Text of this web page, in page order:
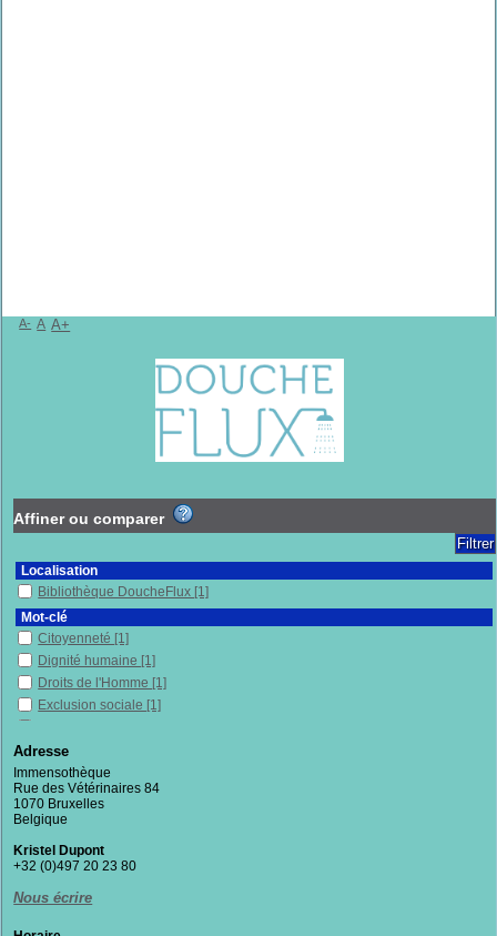
A- A A+
Affiner ou comparer
Localisation
Bibliothèque DoucheFlux [1]
Mot-clé
Citoyenneté [1]
Dignité humaine [1]
Droits de l'Homme [1]
Exclusion sociale [1]
Immenses
Inégalités sociales
Lutte contre la pauvreté
Pauvreté
Précarité[1]
Documentaires
Adresse
Immensothèque
Rue des Vétérinaires 84
1070 Bruxelles
Belgique
Kristel Dupont
+32 (0)497 20 23 80
Nous écrire